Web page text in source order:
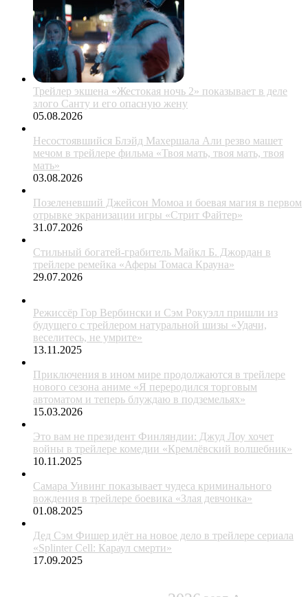
Трейлер экшена «Жестокая ночь 2» показывает в деле
злого Санту и его опасную жену
05.08.2026
Несостоявшийся Блэйд Махершала Али резво машет
мечом в трейлере фильма «Твоя мать, твоя мать, твоя
мать»
03.08.2026
Позеленевший Джейсон Момоа и боевая магия в первом
отрывке экранизации игры «Стрит Файтер»
31.07.2026
Стильный богатей-грабитель Майкл Б. Джордан в
трейлере ремейка «Аферы Томаса Крауна»
29.07.2026
Режиссёр Гор Вербински и Сэм Рокуэлл пришли из
будущего с трейлером натуральной шизы «Удачи,
веселитесь, не умрите»
13.11.2025
Приключения в ином мире продолжаются в трейлере
нового сезона аниме «Я переродился торговым
автоматом и теперь блуждаю в подземельях»
15.03.2026
Это вам не президент Финляндии: Джуд Лоу хочет
войны в трейлере комедии «Кремлёвский волшебник»
10.11.2025
Самара Уивинг показывает чудеса криминального
вождения в трейлере боевика «Злая девчонка»
01.08.2025
Дед Сэм Фишер идёт на новое дело в трейлере сериала
«Splinter Cell: Караул смерти»
17.09.2025